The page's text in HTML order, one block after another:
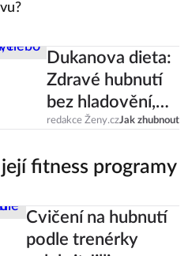
Dukanova dieta:
Zdravé hubnutí
bez hladovění,
nebo další šílený
redakce Ženy.czJak zhubnout
fitness programy
Cvičení na hubnutí
podle trenérky